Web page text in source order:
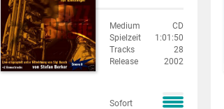
Medium
CD
Spielzeit
1:01:50
Tracks
28
Release
2002
Sofort